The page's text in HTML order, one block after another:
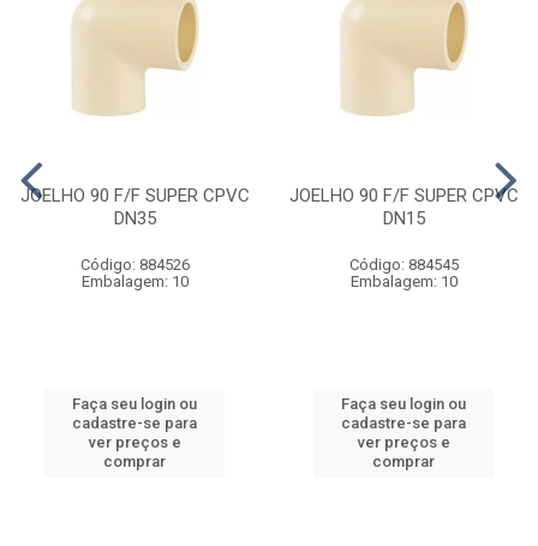
JOELHO 90 F/F SUPER CPVC
DN35
Código: 884526
Embalagem: 10
Faça seu login ou
cadastre-se para
ver preços e
comprar
JOELHO 90 F/F SUPER CPVC
DN15
Código: 884545
Embalagem: 10
Faça seu login ou
cadastre-se para
ver preços e
comprar